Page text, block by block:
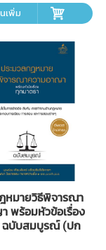
เพิ่ม
หมายวิธีพิจารณา
พร้อมหัวข้อเรื่อง
ฉบับสมบูรณ์ (ปก